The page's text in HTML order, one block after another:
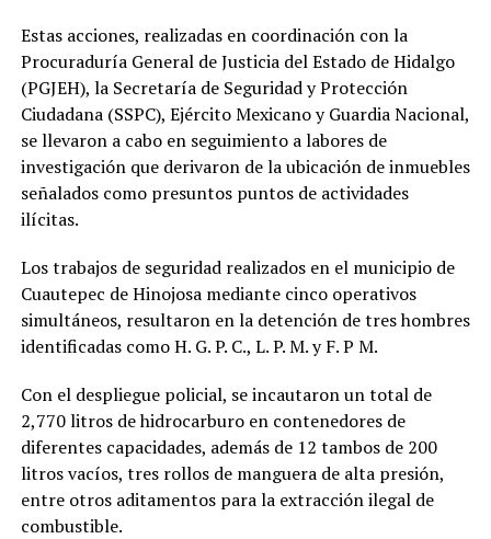
Estas acciones, realizadas en coordinación con la
Procuraduría General de Justicia del Estado de Hidalgo
(PGJEH), la Secretaría de Seguridad y Protección
Ciudadana (SSPC), Ejército Mexicano y Guardia Nacional,
se llevaron a cabo en seguimiento a labores de
investigación que derivaron de la ubicación de inmuebles
señalados como presuntos puntos de actividades
ilícitas.
Los trabajos de seguridad realizados en el municipio de
Cuautepec de Hinojosa mediante cinco operativos
simultáneos, resultaron en la detención de tres hombres
identificadas como H. G. P. C., L. P. M. y F. P M.
Con el despliegue policial, se incautaron un total de
2,770 litros de hidrocarburo en contenedores de
diferentes capacidades, además de 12 tambos de 200
litros vacíos, tres rollos de manguera de alta presión,
entre otros aditamentos para la extracción ilegal de
combustible.